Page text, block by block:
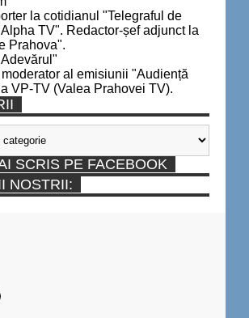
la cotidianul "Telegraful de
TV". Redactor-șef adjunct la
Prahova".
al emisiunii "Audiență
VP-TV (Valea Prahovei TV).
SCRIS PE FACEBOOK
NOSTRII: